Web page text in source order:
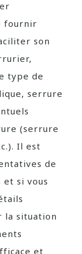
fournir
son
type de
serrure
(serrure
Il est
de
si vous
la situation
et